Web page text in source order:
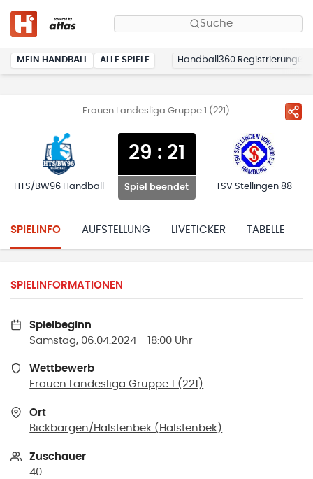
Suche
MEIN HANDBALL ALLE SPIELE Handball360 Registrierung
Frauen Landesliga Gruppe 1 (221)
HTS/BW96 Handball
29 : 21
Spiel beendet TSV Stellingen 88
SPIELINFO AUFSTELLUNG LIVETICKER TABELLE
SPIELINFORMATIONEN
Spielbeginn
Samstag, 06.04.2024 - 18:00 Uhr
Wettbewerb
Frauen Landesliga Gruppe 1 (221)
Ort
Bickbargen/Halstenbek ( Halstenbek)
Zuschauer
40